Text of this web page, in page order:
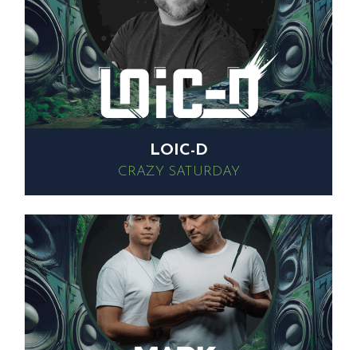
LOIC-D
CRAZY SATURDAY